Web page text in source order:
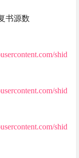
书源数
shid
shid
shid